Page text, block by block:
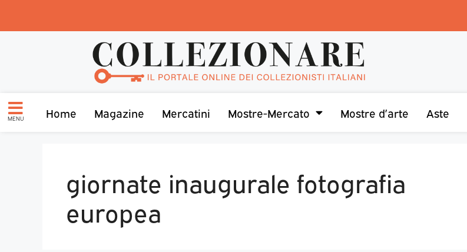
MENU Home Magazine Mercatini Mostre-Mercato Mostre d’arte Aste
giornate inaugurale fotografia
europea